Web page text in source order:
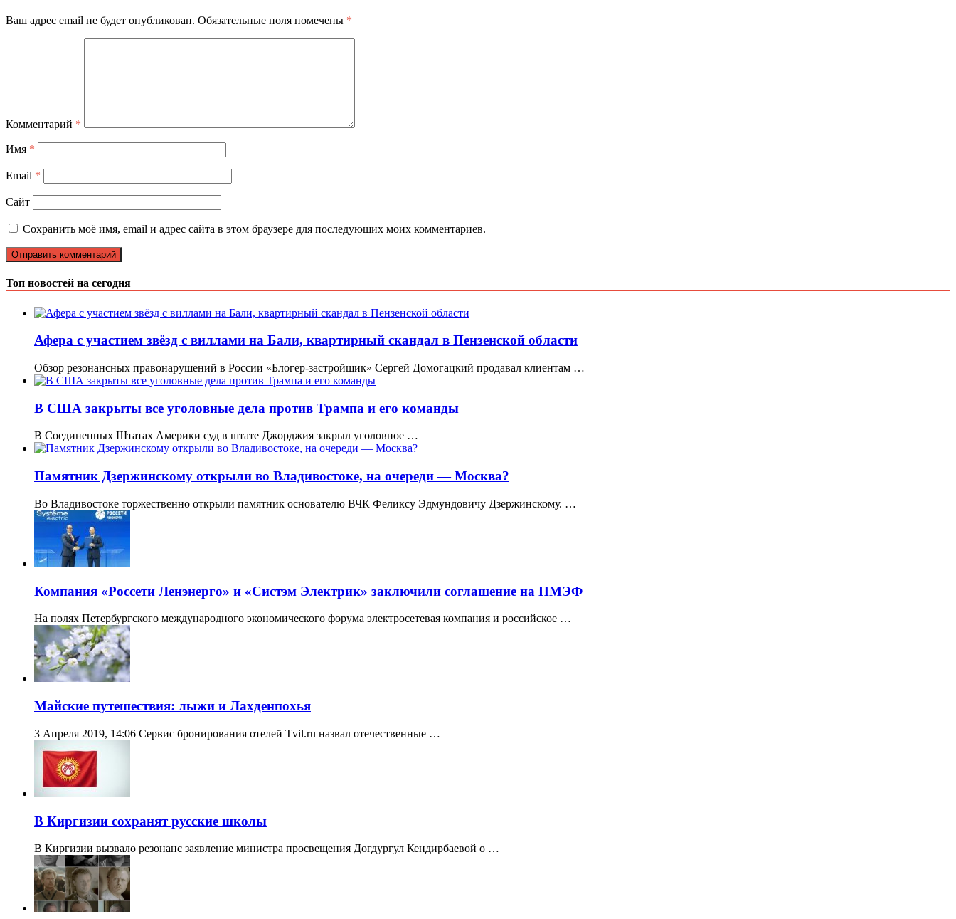
Ваш адрес email не будет опубликован. Обязательные поля помечены *
Комментарий *
Имя *
Email *
Сайт
Сохранить моё имя, email и адрес сайта в этом браузере для последующих моих комментариев.
Топ новостей на сегодня
Афера с участием звёзд с виллами на Бали, квартирный скандал в Пензенской области
Обзор резонансных правонарушений в России «Блогер-застройщик» Сергей Домогацкий продавал клиентам …
В США закрыты все уголовные дела против Трампа и его команды
В Соединенных Штатах Америки суд в штате Джорджия закрыл уголовное …
Памятник Дзержинскому открыли во Владивостоке, на очереди — Москва?
Во Владивостоке торжественно открыли памятник основателю ВЧК Феликсу Эдмундовичу Дзержинскому. …
Компания «Россети Ленэнерго» и «Систэм Электрик» заключили соглашение на ПМЭФ
На полях Петербургского международного экономического форума электросетевая компания и российское …
Майские путешествия: лыжи и Лахденпохья
3 Апреля 2019, 14:06 Сервис бронирования отелей Tvil.ru назвал отечественные …
В Киргизии сохранят русские школы
В Киргизии вызвало резонанс заявление министра просвещения Догдургул Кендирбаевой о …